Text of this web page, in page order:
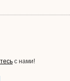
с нами!